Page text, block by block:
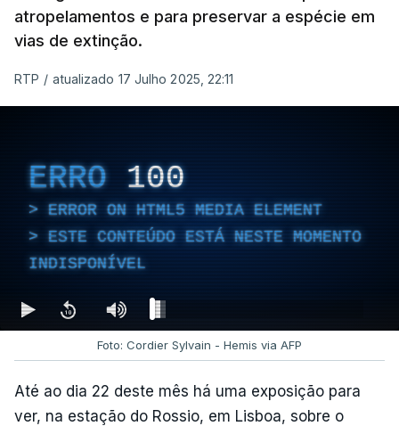
atropelamentos e para preservar a espécie em
vias de extinção.
RTP / atualizado 17 Julho 2025, 22:11
ERRO 100
ERROR ON HTML5 MEDIA ELEMENT
ESTE CONTEÚDO ESTÁ NESTE MOMENTO
INDISPONÍVEL
Foto: Cordier Sylvain - Hemis via AFP
Até ao dia 22 deste mês há uma exposição para
ver, na estação do Rossio, em Lisboa, sobre o